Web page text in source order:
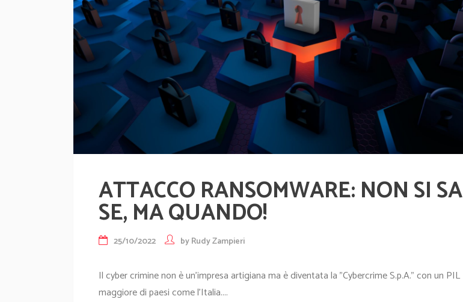
ATTACCO RANSOMWARE: NON SI SA
SE, MA QUANDO!
25/10/2022 byRudy Zampieri
Il cyber crimine non è un’impresa artigiana ma è diventata la "Cybercrime S.p.A." con un PIL
maggiore di paesi come l’Italia....